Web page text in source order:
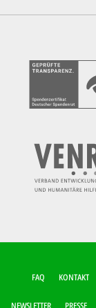
FUSSZEILEN-M
FAQ KONTAKT
NEWSLETTER PRESSE